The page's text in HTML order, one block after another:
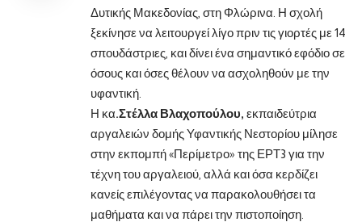
Δυτικής Μακεδονίας, στη Φλώρινα. Η σχολή
ξεκίνησε να λειτουργεί λίγο πριν τις γιορτές με 14
σπουδάστριες, και δίνει ένα σημαντικό εφόδιο σε
όσους και όσες θέλουν να ασχοληθούν με την
υφαντική.
Η κα.Στέλλα Βλαχοπούλου, εκπαιδεύτρια
αργαλειών δομής Υφαντικής Νεστορίου μίλησε
στην εκπομπή «Περίμετρο» της ΕΡΤ3 για την
τέχνη του αργαλειού, αλλά και όσα κερδίζει
κανείς επιλέγοντας να παρακολουθήσει τα
μαθήματα και να πάρει την πιστοποίηση.